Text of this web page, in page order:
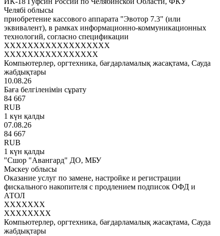
Челябі облысы
приобретение кассового аппарата "Эвотор 7.3" (или
эквивалент), в рамках информационно-коммуникационных
технологий, согласно спецификации
XXXXXXXXXXXXXXXXXX
XXXXXXXXXXXXXXXX
Компьютерлер, оргтехника, бағдарламалық жасақтама, Сауда
жабдықтары
10.08.26
Баға белгіленімін сұрату
84 667
RUB
1 күн қалды
07.08.26
84 667
RUB
1 күн қалды
"Сшор "Авангард" ДО, МБУ
Мәскеу облысы
Оказание услуг по замене, настройке и регистрации
фискального накопителя с продлением подписок ОФД и
АТОЛ
XXXXXXX
XXXXXXXX
Компьютерлер, оргтехника, бағдарламалық жасақтама, Сауда
жабдықтары